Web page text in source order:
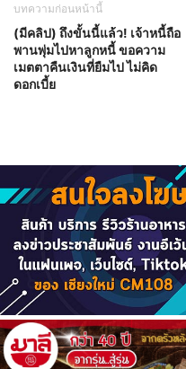
บทความก่อนหน้านี้
(มีคลิป) ถึงขั้นนี้แล้ว! เจ้าหนี้ถือ
พานพุ่มไปหาลูกหนี้ ขอความ
เมตตาคืนเงินที่ยืมไป ไม่คิด
ดอกเบี้ย